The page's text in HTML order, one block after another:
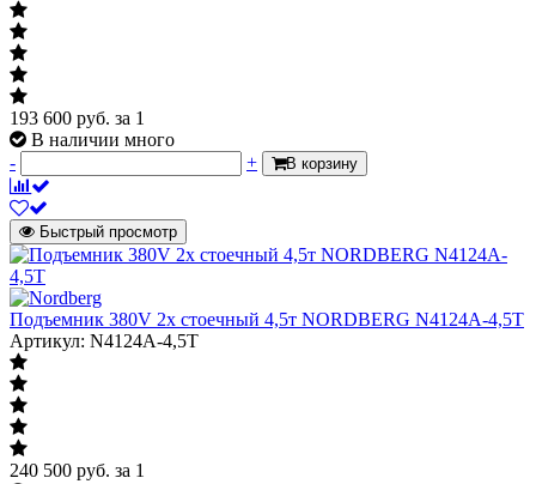
193 600 руб. за 1
В наличии много
-
+ В корзину
Быстрый просмотр
Подъемник 380V 2х стоечный 4,5т NORDBERG N4124A-4,5T
Артикул: N4124A-4,5T
240 500 руб. за 1